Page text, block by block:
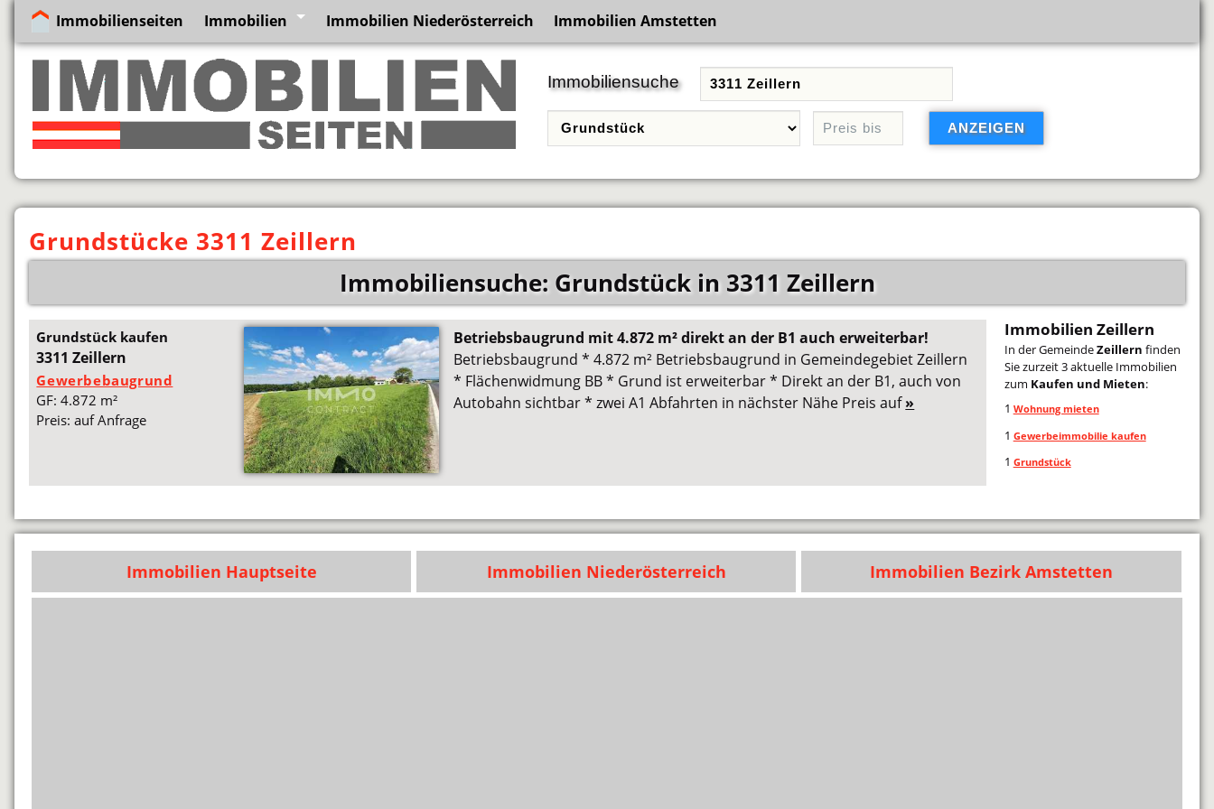
Immobilienseiten Immobilien Immobilien Niederösterreich Immobilien Amstetten
Immobiliensuche
Grundstücke 3311 Zeillern
Immobiliensuche: Grundstück in 3311 Zeillern
Grundstück kaufen
3311 Zeillern
Gewerbebaugrund
GF: 4.872 m²
Preis: auf Anfrage
Betriebsbaugrund mit 4.872 m² direkt an der B1 auch erweiterbar!
Betriebsbaugrund * 4.872 m² Betriebsbaugrund in Gemeindegebiet Zeillern
* Flächenwidmung BB * Grund ist erweiterbar * Direkt an der B1, auch von
Autobahn sichtbar * zwei A1 Abfahrten in nächster Nähe Preis auf»
Immobilien Zeillern
In der GemeindeZeillern finden
Sie zurzeit 3 aktuelle Immobilien
zum Kaufen und Mieten:
1 Wohnung mieten
1 Gewerbeimmobilie kaufen
1 Grundstück
Immobilien Hauptseite Immobilien Niederösterreich Immobilien Bezirk Amstetten